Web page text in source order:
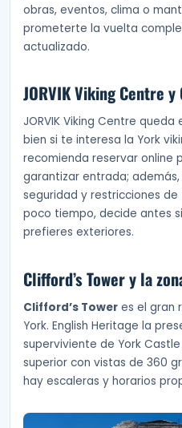
obras, eventos, clima o
prometerte la vuelta
actualizado.
JORVIK Viking Centre
JORVIK Viking Centre
bien si te interesa la York
recomienda reservar online
garantizar entrada;
seguridad y restricciones
poco tiempo, decide antes
prefieres exteriores.
Clifford’s Tower y la
Clifford’s Tower es el gran
York. English Heritage la
superviviente de York
superior con vistas de 360
hay escaleras y horarios